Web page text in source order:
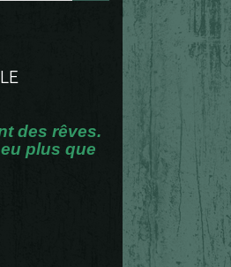
des rêves.
plus que